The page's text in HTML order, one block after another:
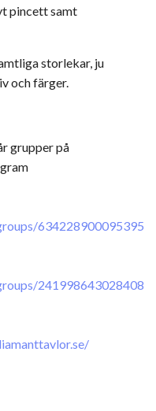
pincett samt
storlekar, ju
och färger.
grupper på
634228900095395
241998643028408